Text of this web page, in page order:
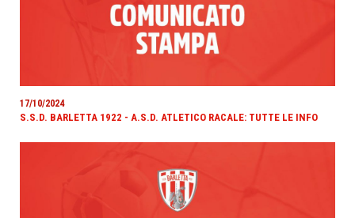
17/10/2024
S.S.D. BARLETTA 1922 - A.S.D. ATLETICO RACALE: TUTTE LE INFO